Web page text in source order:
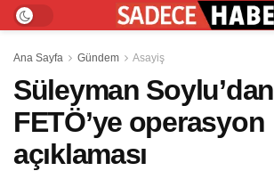
Ana Sayfa Gündem Asayiş
Süleyman Soylu’dan
FETÖ’ye operasyon
açıklaması